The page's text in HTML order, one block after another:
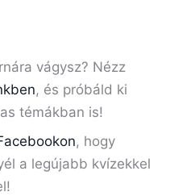
vágysz? Nézz
, és próbáld ki
témákban is!
, hogy
a legújabb kvízekkel